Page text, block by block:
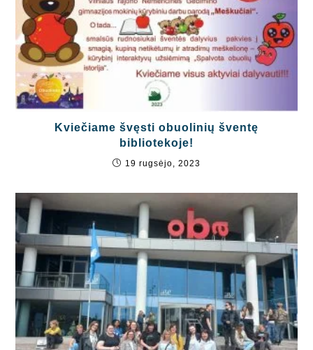
Kviečiame švęsti obuolinių šventę
bibliotekoje!
19 rugsėjo, 2023